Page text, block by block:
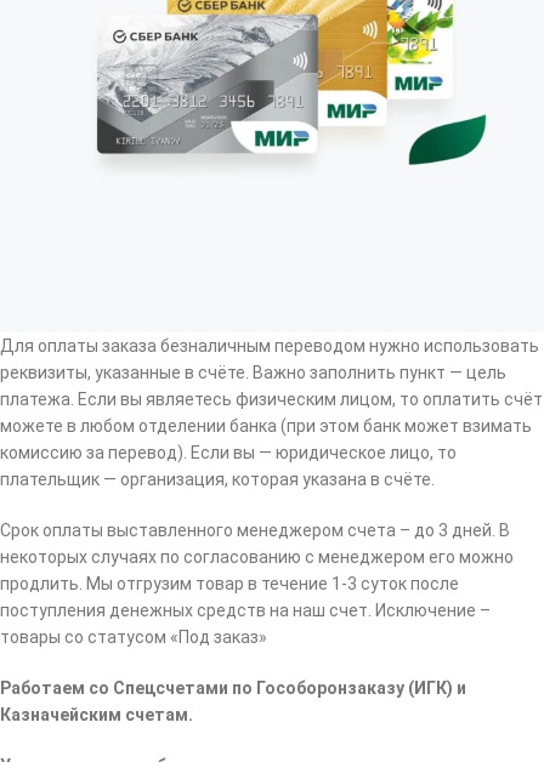
Для оплаты заказа безналичным переводом нужно использовать
реквизиты, указанные в счёте. Важно заполнить пункт — цель
платежа. Если вы являетесь физическим лицом, то оплатить счёт
можете в любом отделении банка (при этом банк может взимать
комиссию за перевод). Если вы — юридическое лицо, то
плательщик — организация, которая указана в счёте.
Срок оплаты выставленного менеджером счета – до 3 дней. В
некоторых случаях по согласованию с менеджером его можно
продлить. Мы отгрузим товар в течение 1-3 суток после
поступления денежных средств на наш счет. Исключение –
товары со статусом «Под заказ»
Работаем со Спецсчетами по Гособоронзаказу (ИГК) и
Казначейским счетам.